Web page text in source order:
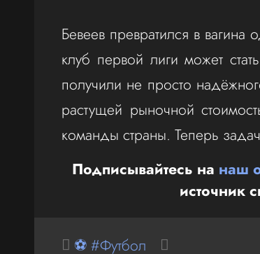
Бевеев превратился в
клуб первой лиги может
получили не просто
растущей рыночной
команды страны. Теперь
Подписывайтесь на наш
источник
⚽ #Футбол